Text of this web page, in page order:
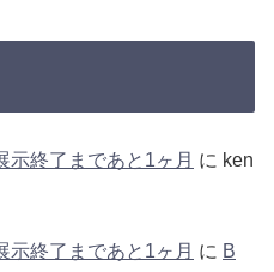
示終了まであと1ヶ月 に ken
示終了まであと1ヶ月 に B